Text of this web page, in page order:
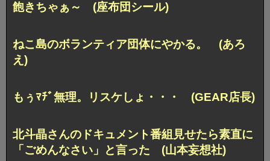
飽きちゃぁ～ (座布団シール)
ねこ島のボランティア団体にやかる。 (あろ
え)
もぅﾏﾁﾞ無理。リスケしょ・・・ (GEAR店長)
北斗晶さんのドキュメント番組見せたら素直に
「ごめんなさい」と言った (山本妄想社)